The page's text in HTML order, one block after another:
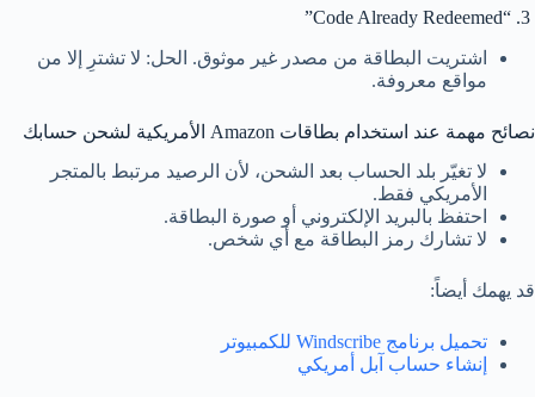
اشتريت البطاقة من مصدر غير موثوق. الحل: لا تشترِ إلا من
مواقع معروفة.
نصائح مهمة عند استخدام بطاقات Amazon الأمريكية لشحن حسابك
لا تغيّر بلد الحساب بعد الشحن، لأن الرصيد مرتبط بالمتجر
الأمريكي فقط.
احتفظ بالبريد الإلكتروني أو صورة البطاقة.
لا تشارك رمز البطاقة مع أي شخص.
قد يهمك أيضاً:
تحميل برنامج Windscribe للكمبيوتر
إنشاء حساب آبل أمريكي